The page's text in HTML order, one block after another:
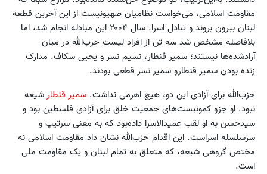
مقاومت اسلامی، می‌خواست نظامیان صهیونیست از این آخرین قطعه
لبنان بیرون بروند و تبادل اسرا. سال ۲۰۰۴ این مبادله انجام شد، اما
بلافاصله مشخص شد سه تن از افراد لیست حزب‌الله در میان
آزادشده‌ها نیستند؛ سمیر قنطار، نسیم نسر و یحیی سکاف. مدارک
زنده بودن سمیر قنطارو سمیر نسر قطعی بودند.
حزب‌الله برای آزادی این دو، هیچ اهرمی نداشت. سمیر قنطارشیعه
نبود. او جزو کمونیست‌های جمعیت خلق برای آزادی فلسطین بود و
سیدحسن به او لقب عمیدالاسرا داده‌بود که به معنی سرتیپ و
سرسلسله اسراست. این اقدام حزب‌الله نشان داد مقاومت اسلامی نه
مختص گروهی شیعه، که متعلق به تمام لبنان و یک مقاومت ملی
است.